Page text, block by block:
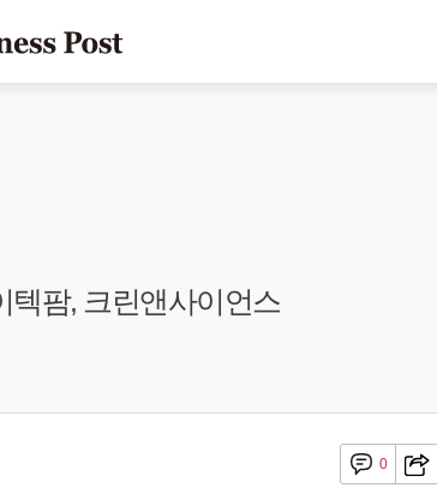
텍팜, 크린앤사이언스
0